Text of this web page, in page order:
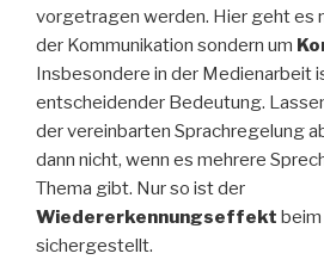
vorgetragen werden. Hier geht es
der Kommunikation sondern um
Insbesondere in der Medienarbeit
entscheidender Bedeutung.
der vereinbarten Sprachregelung
dann nicht, wenn es mehrere
Thema gibt. Nur so ist der
Wiedererkennungseffekt
sichergestellt.